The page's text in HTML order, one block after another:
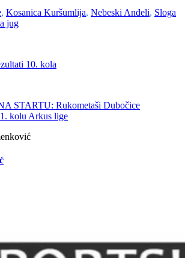
, Kosanica Kuršumlija, Nebeski Anđeli, Sloga
jug
10. kola
STARTU: Rukometaši Dubočice
kolu Arkus lige